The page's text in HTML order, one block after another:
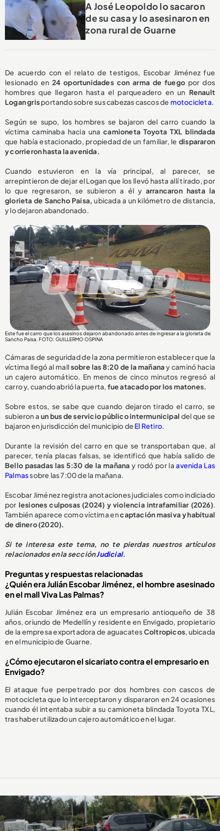
A José Leopoldo lo sacaron
de su casa y lo asesinaron en
zona rural de Guarne
De acuerdo con el relato de testigos, Escobar Jiménez fue
lesionado en 24 oportunidades con arma de fuego por dos
hombres que llegaron hasta el parqueadero en un Renault
Logan grisportando sobre sus cabezas cascos de motocicleta.
Según se supo, los hombres se bajaron del carro cuando la
víctima caminaba hacia unacamioneta Toyota TXL blindada
que había estacionado, propiedad de un familiar, le dispararon
y corrieron hasta la avenida.
Cuando estuvieron en la vía principal, al parecer, se
arrepintieron de dejar el Logan que los llevó hasta allí tirado, por
lo que regresaron, se subieron a él y arrancaron hasta la
glorieta de Sancho Paisa, ubicada a un kilómetro de distancia,
y lo dejaron abandonado.
Este fue el carro que los asesinos dejaron abandonado antes de ingresar a la glorieta de
Sancho Paisa. FOTO: GUILLERMO OSPINA
Cámaras de seguridad de la zona permitieron establecer que la
víctima llegó al mallsobre las 8:20 de la mañanay caminó hacia
un cajero automático. En menos de cinco minutos regresó al
carro y, cuando abrió la puerta, fue atacado por los matones.
Sobre estos, se sabe que cuando dejaron tirado el carro, se
subieron a un bus de servicio público intermunicipal del que se
bajaron en jurisdicción del municipio de El Retiro.
Durante la revisión del carro en que se transportaban que, al
parecer, tenía placas falsas, se identificó que había salido de
Bello pasadas las 5:30 de la mañana y rodó por la avenida Las
Palmassobre las 7:00 de la mañana.
Escobar Jiménez registra anotaciones judiciales como indiciado
por lesiones culposas (2024) y violencia intrafamiliar (2026).
También aparece como víctima encaptación masiva y habitual
de dinero (2020).
Si te interesa este tema, no te pierdas nuestros artículos
relacionados en la secciónJudicial.
Preguntas y respuestas relacionadas
¿Quién era Julián Escobar Jiménez, el hombre asesinado
en el mall Viva Las Palmas?
Julián Escobar Jiménez era un empresario antioqueño de 38
años, oriundo de Medellín y residente en Envigado, propietario
de la empresa exportadora de aguacatesColtropicos, ubicada
en el municipio de Guarne.
¿Cómo ejecutaron el sicariato contra el empresario en
Envigado?
El ataque fue perpetrado por dos hombres con cascos de
motocicleta que lo interceptaron y dispararon en 24 ocasiones
cuando él intentaba subir a su camioneta blindada Toyota TXL,
tras haber utilizado un cajero automático en el lugar.